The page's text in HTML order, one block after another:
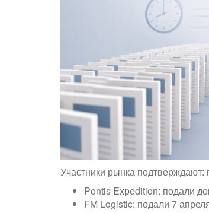
Участники рынка подтверждают:
Pontis Expedition: подали
FM Logistic: подали 7